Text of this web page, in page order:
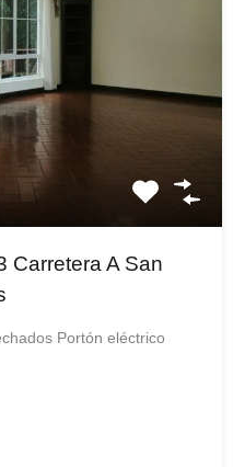
Carretera A San
Portón eléctrico